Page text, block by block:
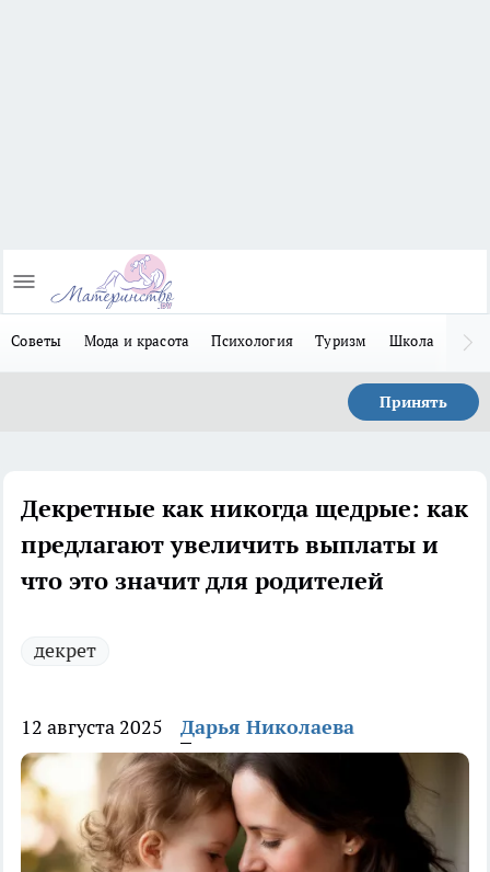
Советы Мода и красота Психология Туризм Школа
Принять
Декретные как никогда щедрые: как
предлагают увеличить выплаты и
что это значит для родителей
декрет
12 августа 2025 Дарья Николаева